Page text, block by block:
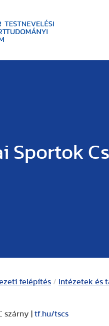
Sportok
felépítés / Intézetek és
szárny | tf.hu/tscs